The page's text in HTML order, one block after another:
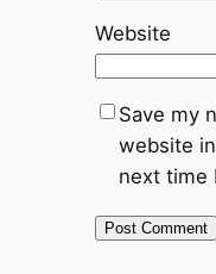
Website
Save my
website
next time